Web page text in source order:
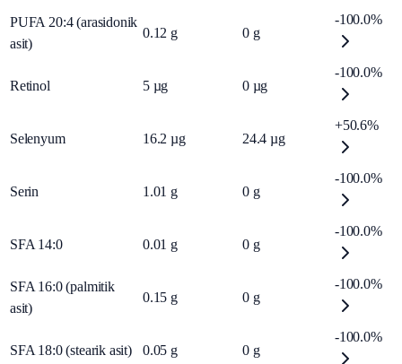
PUFA 20:4 (arasidonik
asit)
0.12 g 0 g
-100.0%
Retinol 5 µg 0 µg
-100.0%
Selenyum 16.2 µg 24.4 µg
+50.6%
Serin 1.01 g 0 g
-100.0%
SFA 14:0 0.01 g 0 g
-100.0%
SFA 16:0 (palmitik
asit)
0.15 g 0 g
-100.0%
SFA 18:0 (stearik asit) 0.05 g 0 g
-100.0%